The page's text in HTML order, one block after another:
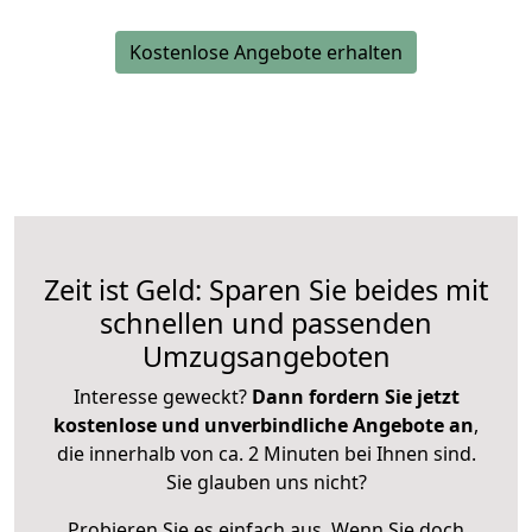
Kostenlose Angebote erhalten
Zeit ist Geld: Sparen Sie beides mit
schnellen und passenden
Umzugsangeboten
Interesse geweckt? Dann fordern Sie jetzt
kostenlose und unverbindliche Angebote an,
die innerhalb von ca. 2 Minuten bei Ihnen sind.
Sie glauben uns nicht?